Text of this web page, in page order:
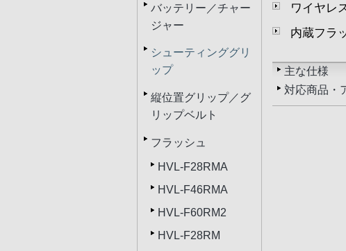
バッテリー／チャー
ジャー
シューティンググリ
ップ
縦位置グリップ／グ
リップベルト
フラッシュ
HVL-F28RMA
HVL-F46RMA
HVL-F60RM2
HVL-F28RM
ワイヤレ
内蔵フラ
主な仕様
対応商品・